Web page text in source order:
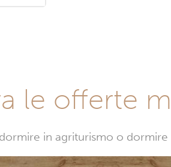
le offerte
in agriturismo o